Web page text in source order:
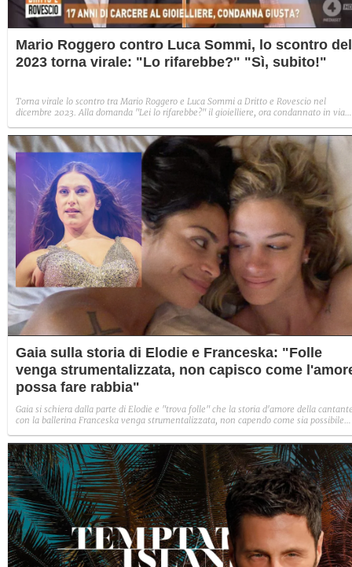
Mario Roggero contro Luca Sommi, lo scontro del
2023 torna virale: "Lo rifarebbe?" "Sì, subito!"
Torna virale lo scontro tra Mario Roggero e Luca Sommi a Dritto e Rovescio nel
dicembre 2023. Alla domanda "Lei lo rifarebbe?" il gioielliere, ora condannato in via
Gaia sulla storia di Elodie e Franceska: "Folle
venga strumentalizzata, non capisco come
possa fare rabbia"
Gaia si schiera dalla parte di Elodie e "trova folle" che la storia d'amore della
con la ballerina Franceska venga strumentalizzata, non capendo come sia possibile